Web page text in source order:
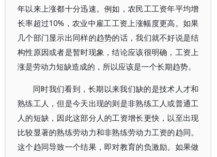
年以来上涨都十分迅速。例如，农民工工资年平均增
长率超过10%，农业中雇工工资上涨幅度更高。如果
几个部门显示出同样的趋势的话，我们就不好说是结
构性原因或者是暂时现象，结论应该很明确，工资上
涨是劳动力短缺造成的，所以应该是一个长期趋势。
同时我们看到，长期以来我们缺的是技术人才和
熟练工人，但是今天出现的则是非熟练工人或普通工
人的短缺，因此这部分人的工资增长更快，以至出现
比较显著的熟练劳动力和非熟练劳动力工资的趋同。
这个趋同导致一个结果，即对教育的负激励。如果做